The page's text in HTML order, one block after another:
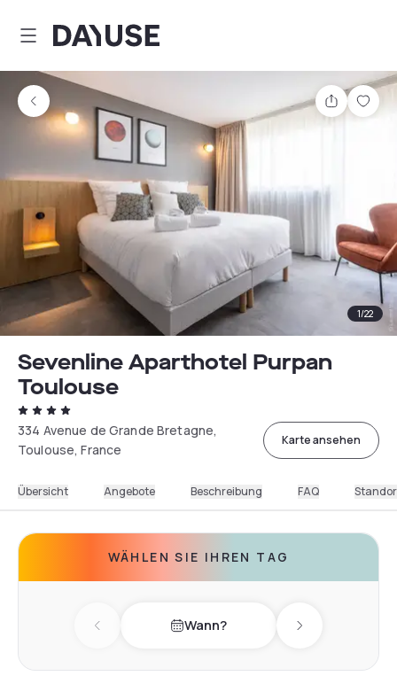
Dayuse
Teilen
1/22
Sevenline Aparthotel Purpan
Toulouse
334 Avenue de Grande Bretagne,
Toulouse, France
Karte ansehen
Übersicht Angebote Beschreibung FAQ
WÄHLEN SIE IHREN TAG
Previous day Wann? Next day